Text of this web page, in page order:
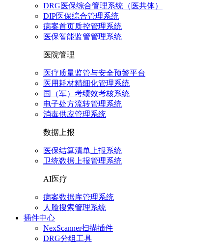
DRG医保综合管理系统（医共体）
DIP医保综合管理系统
病案首页质控管理系统
医保智能监管管理系统
医院管理
医疗质量监管与安全预警平台
医用耗材精细化管理系统
国（军）考绩效考核系统
电子处方流转管理系统
消毒供应管理系统
数据上报
医保结算清单上报系统
卫统数据上报管理系统
AI医疗
病案数据库管理系统
人脸搜索管理系统
插件中心
NexScanner扫描插件
DRG分组工具